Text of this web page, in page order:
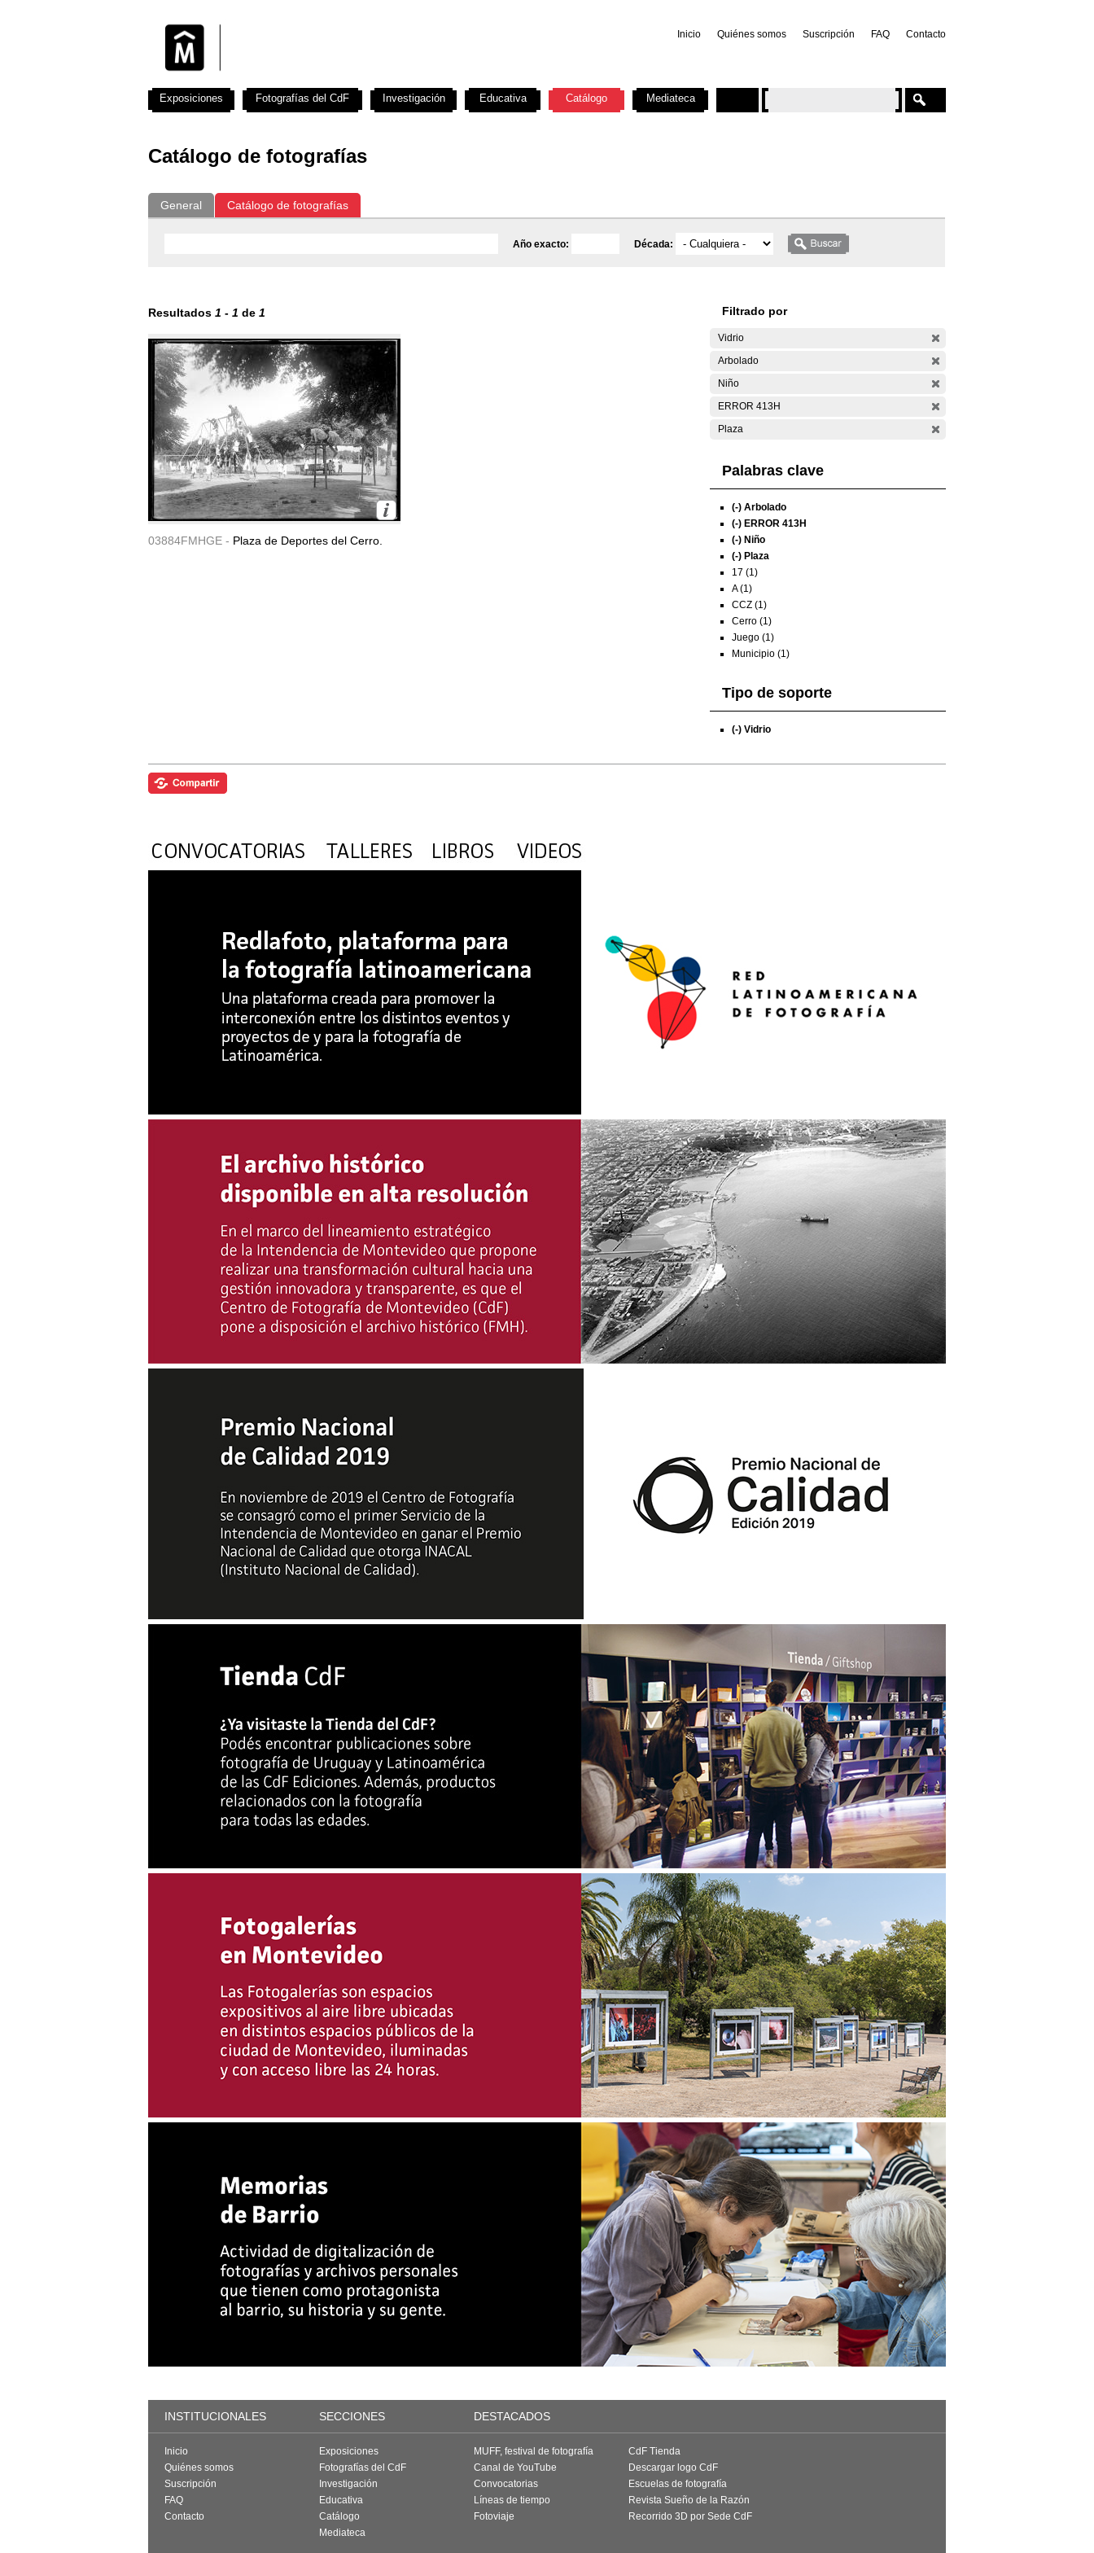
Inicio Quiénes somos Suscripción FAQ Contacto
Catálogo de fotografías
General Catálogo de fotografías
Año exacto: Década:
Resultados 1 - 1 de 1
03884FMHGE - Plaza de Deportes del Cerro.
Filtrado por
Vidrio
Arbolado
Niño
ERROR 413H
Plaza
Palabras clave
(-) Arbolado
(-) ERROR 413H
(-) Niño
(-) Plaza
17 (1)
A (1)
CCZ (1)
Cerro (1)
Juego (1)
Municipio (1)
Tipo de soporte
(-) Vidrio
Exposiciones Fotografías del CdF Investigación Educativa Catálogo Mediateca
INSTITUCIONALES SECCIONES DESTACADOS
Inicio
Quiénes somos
Suscripción
FAQ
Contacto
Exposiciones
Fotografías del CdF
Investigación
Educativa
Catálogo
Mediateca
MUFF, festival de fotografía
Canal de YouTube
Convocatorias
Líneas de tiempo
Fotoviaje
CdF Tienda
Descargar logo CdF
Escuelas de fotografía
Revista Sueño de la Razón
Recorrido 3D por Sede CdF